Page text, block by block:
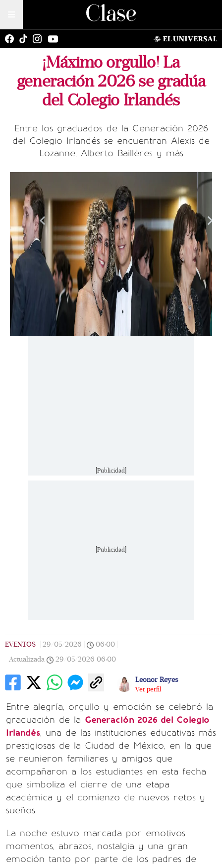
¡Máximo orgullo! La
generación 2026 se gradúa
del Colegio Irlandés
Entre los graduados de la Generación 2026
del Colegio Irlandés se encuentran Alexis de
Lozanne, Alberto Baillères y más
[Publicidad]
[Publicidad]
EVENTOS 29/05/2026 06:00
Actualizada
29/05/2026 06:00
Leonor Reyes
Ver perfil
Entre alegría, orgullo y emoción se celebró la
graduación de la Generación 2026 del Colegio
Irlandés, una de las instituciones educativas más
prestigiosas de la Ciudad de México, en la que
se reunieron familiares y amigos que
acompañaron a los estudiantes en esta fecha
que simboliza el cierre de una etapa
académica y el comienzo de nuevos retos y
sueños.
La noche estuvo marcada por emotivos
momentos, abrazos, nostalgia y una gran
emoción tanto por parte de los padres de